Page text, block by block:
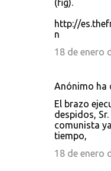
(fig).
http://
n
18 de enero
Anónimo
El brazo
despidos,
comunista
tiempo,
18 de enero